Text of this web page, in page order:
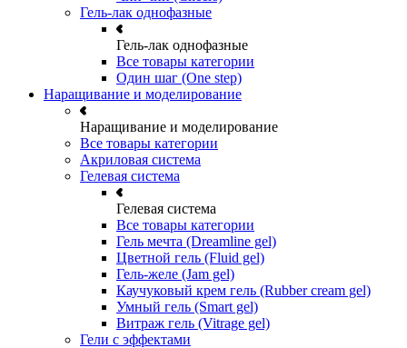
Гель-лак однофазные
Гель-лак однофазные
Все товары категории
Один шаг (One step)
Наращивание и моделирование
Наращивание и моделирование
Все товары категории
Акриловая система
Гелевая система
Гелевая система
Все товары категории
Гель мечта (Dreamline gel)
Цветной гель (Fluid gel)
Гель-желе (Jam gel)
Каучуковый крем гель (Rubber cream gel)
Умный гель (Smart gel)
Витраж гель (Vitrage gel)
Гели с эффектами